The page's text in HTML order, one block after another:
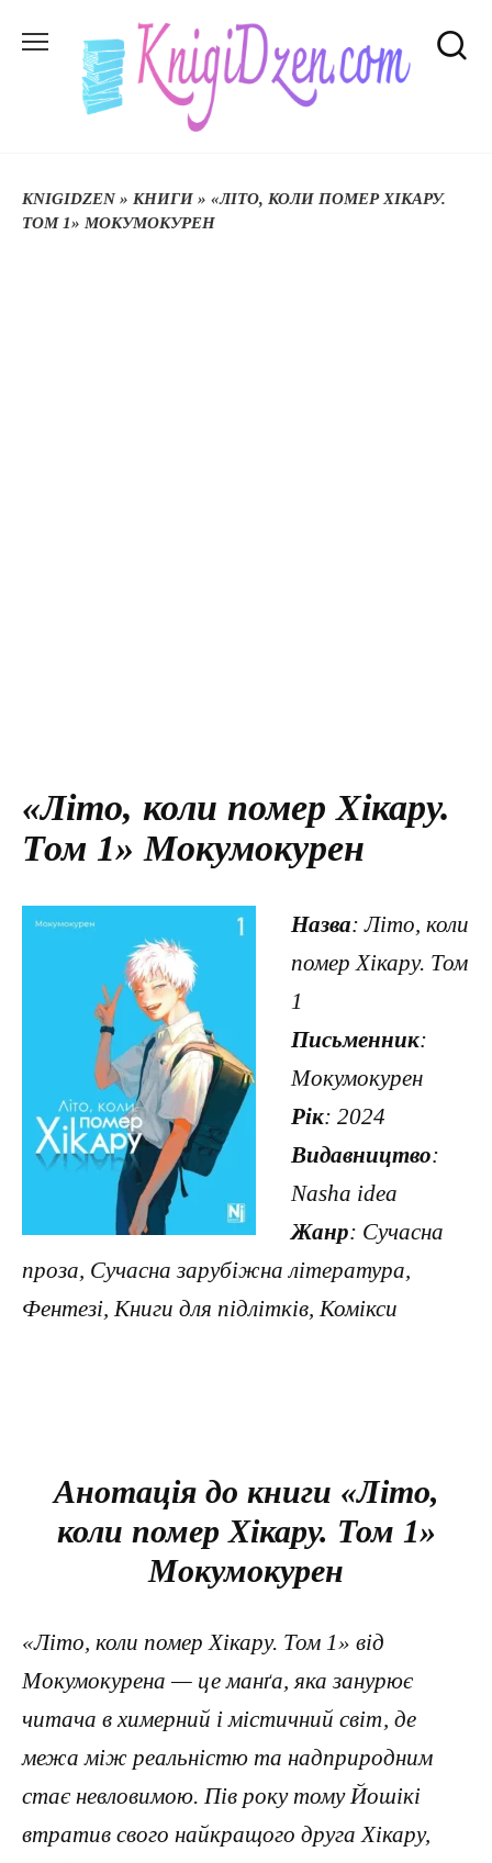
до
KNIGIDZEN» КНИГИ » «ЛІТО, КОЛИ ПОМЕР ХІКАРУ.
ТОМ 1» МОКУМОКУРЕН
«Літо, коли помер Хікару.
Том 1» Мокумокурен
Назва: Літо, коли
помер Хікару. Том
1
Письменник:
Мокумокурен
Рік: 2024
Видавництво:
Nasha idea
Жанр: Сучасна
проза, Сучасна зарубіжна література,
Фентезі, Книги для підлітків, Комікси
Анотація до книги «Літо,
коли помер Хікару. Том 1»
Мокумокурен
«Літо, коли помер Хікару. Том 1» від
Мокумокурена — це манґа, яка занурює
читача в химерний і містичний світ, де
межа між реальністю та надприродним
стає невловимою. Пів року тому Йошікі
втратив свого найкращого друга Хікару,